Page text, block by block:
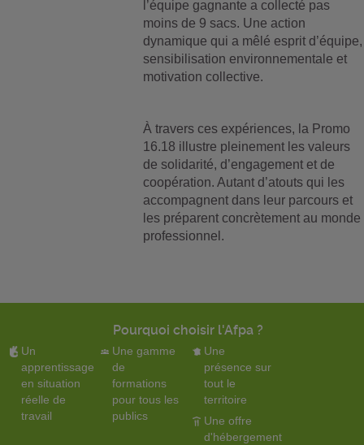
l’équipe gagnante a collecté pas
moins de 9 sacs. Une action
dynamique qui a mêlé esprit d’équipe,
sensibilisation environnementale et
motivation collective.
À travers ces expériences, la Promo
16.18 illustre pleinement les valeurs
de solidarité, d’engagement et de
coopération. Autant d’atouts qui les
accompagnent dans leur parcours et
les préparent concrètement au monde
professionnel.
Pourquoi choisir l'Afpa ?
Un
apprentissage
en situation
réelle de
travail
Une gamme
de
formations
pour tous les
publics
Une
présence sur
tout le
territoire
Une offre
d'hébergement